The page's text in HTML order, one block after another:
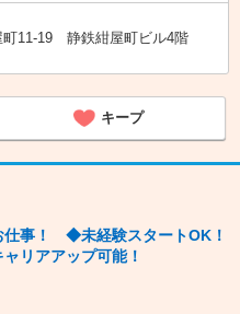
町11-19 静鉄紺屋町ビル4階
キープ
仕事！ ◆未経験スタートOK！
リアアップ可能！